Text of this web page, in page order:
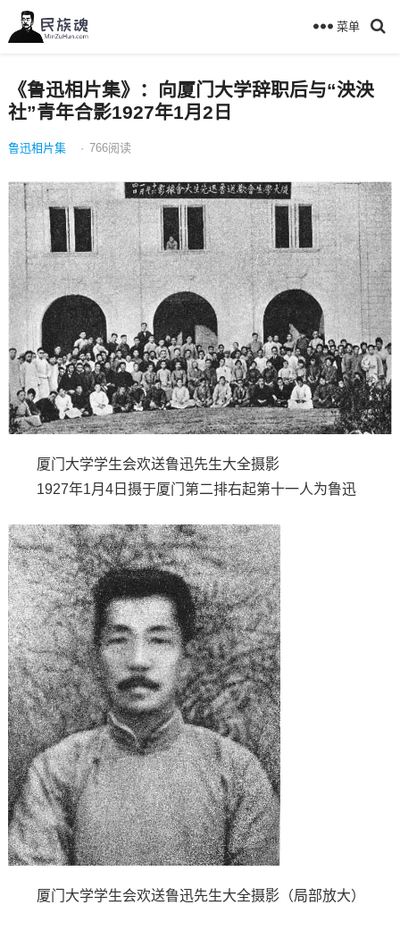
菜单
《鲁迅相片集》：向厦门大学辞职后与“泱泱
社”青年合影1927年1月2日
鲁迅相片集 · 766阅读
厦门大学学生会欢送鲁迅先生大全摄影
1927年1月4日摄于厦门第二排右起第十一人为鲁迅
厦门大学学生会欢送鲁迅先生大全摄影（局部放大）